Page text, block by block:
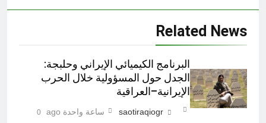
Related News
البرنامج الكيميائي الإيراني وحلبجة:
الجدل حول المسؤولية خلال الحرب
الإيرانية–العراقية
saotiraqiogr ساعة واحدة ago 0